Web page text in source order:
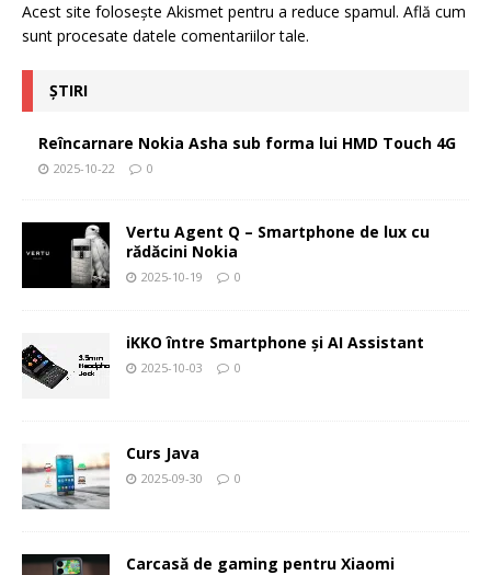
Acest site folosește Akismet pentru a reduce spamul. Află cum
sunt procesate datele comentariilor tale.
ȘTIRI
Reîncarnare Nokia Asha sub forma lui HMD Touch 4G
2025-10-22 0
Vertu Agent Q – Smartphone de lux cu
rădăcini Nokia
2025-10-19 0
iKKO între Smartphone și AI Assistant
2025-10-03 0
Curs Java
2025-09-30 0
Carcasă de gaming pentru Xiaomi